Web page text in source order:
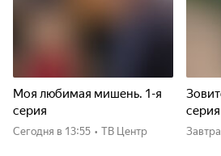
Моя любимая мишень. 1-я
серия
Сегодня в 13:55 • ТВ Центр
серия
Завтра